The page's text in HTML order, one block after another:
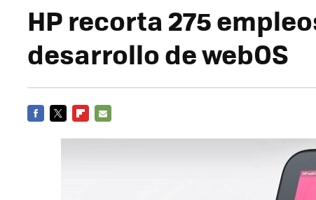
HP recorta 275
desarrollo de webOS